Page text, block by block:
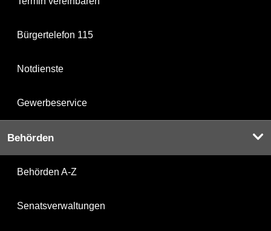
Bürgertelefon 115
Notdienste
Gewerbeservice
Behörden
Behörden A-Z
Senatsverwaltungen